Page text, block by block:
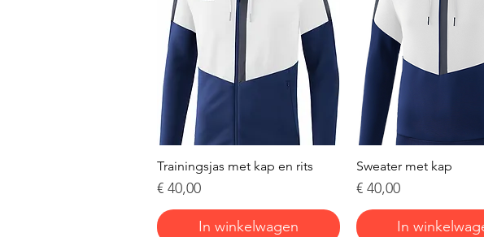
Snel overzicht
Trainingsjas met kap en rits
Prijs
€ 40,00
In winkelwagen
Snel overzicht
Sweater met kap
Prijs
€ 40,00
In